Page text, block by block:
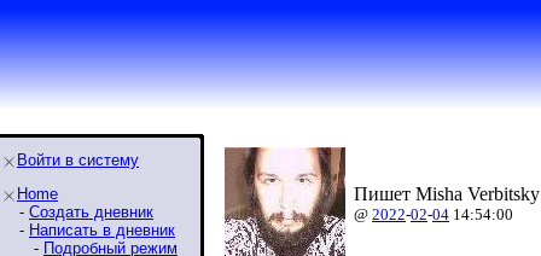
Войти в систему
Home
- Создать дневник
- Написать в дневник
- Подробный режим
Пишет Misha
@ 2022-02-04 14:54:00